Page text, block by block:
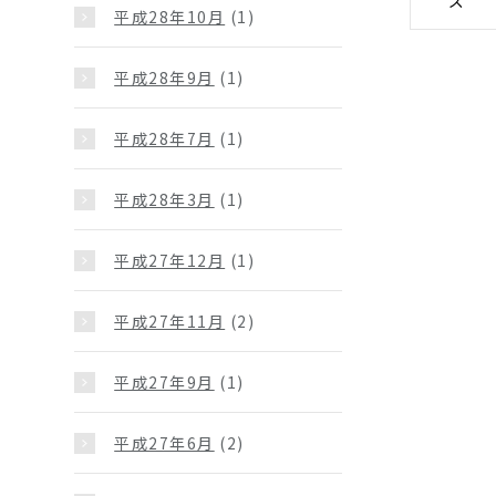
平成28年10月 (1)
平成28年9月 (1)
平成28年7月 (1)
平成28年3月 (1)
平成27年12月 (1)
平成27年11月 (2)
平成27年9月 (1)
平成27年6月 (2)